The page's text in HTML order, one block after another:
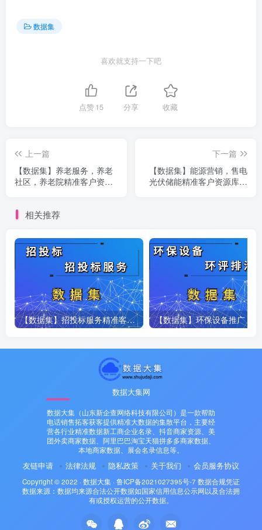
数据集
喜欢就支持一下吧
点赞15 分享 收藏
上一篇
【数据集】养老服务，养老
社区，养老院精准客户资源
下一篇
【数据集】能源营销，售电
光伏储能精准客户资源库数
相关推荐
【数据集】招投标服务精准客户资源库数据集[人工定制]
数据大集网
数据大集（山东新企查网络科技有限公司）是一款帮助
电话销售拓客获客提供精准大数据的集散平台，主要经
营各行业精准数据新工商企业名录、抖音商家资源、美
团外卖商家数据、阿里巴巴淘宝天猫拼多多商家数据、
本地商家数据、展会名录信息等。
友链申请 法律法规 隐私政策 关于我们 会员服务协议
Copyright © 2022 · 数据大集 · 鲁ICP备2021027395号-7 数据合规凭证
数据来源：数据均来源合法公开数据如国家信用信息公示网以及合法拥
有或授权运营的公开数据。